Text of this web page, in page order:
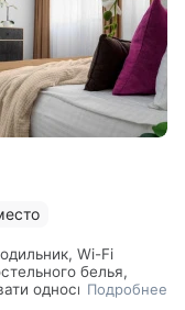
Wi-Fi
белья,
односпальные,
Подробнее